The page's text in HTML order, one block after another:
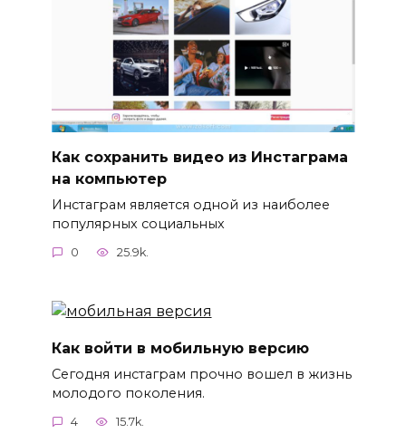
Как сохранить видео из Инстаграма
на компьютер
Инстаграм является одной из наиболее
популярных социальных
0 25.9k.
Как войти в мобильную версию
Сегодня инстаграм прочно вошел в жизнь
молодого поколения.
4 15.7k.